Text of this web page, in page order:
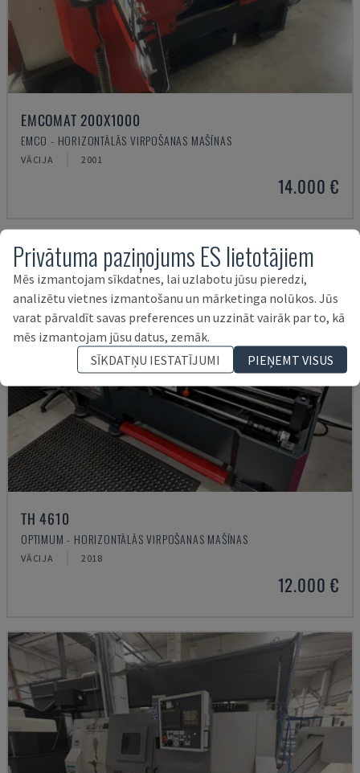
EMCOMAT 200X1000
EMCO - HORIZONTĀLĀS VIRPOŠANAS MAŠĪNAS
VĀCIJA 2001
14.000 €
TH 4610
OPTIMUM - HORIZONTĀLĀS VIRPOŠANAS MAŠĪNAS
VĀCIJA 2018
12.000 €
Privātuma paziņojums ES lietotājiem
Mēs izmantojam sīkdatnes, lai uzlabotu jūsu pieredzi,
analizētu vietnes izmantošanu un mārketinga nolūkos. Jūs
varat pārvaldīt savas preferences un uzzināt vairāk par to, kā
mēs izmantojam jūsu datus, zemāk.
SĪKDATŅU IESTATĪJUMI
PIEŅEMT VISUS